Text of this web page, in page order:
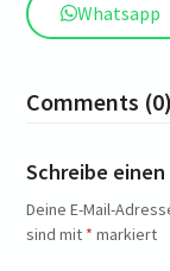
Whatsapp
Comments (0)
Schreibe
Deine E-Mail-
sind mit * markiert